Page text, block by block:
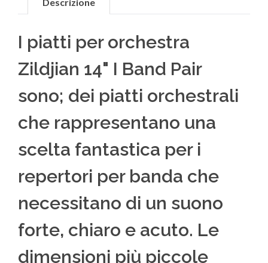
Descrizione
I piatti per orchestra
Zildjian 14" I Band Pair
sono; dei piatti orchestrali
che rappresentano una
scelta fantastica per i
repertori per banda che
necessitano di un suono
forte, chiaro e acuto. Le
dimensioni più piccole